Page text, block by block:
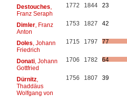
Destouches
Franz Seraph
1772 1844 23
Dimler, Franz
Anton
1753 1827 42
Doles , Johann
Friedrich
1715 1797 77
Donati, Johann
Gottfried
1706 1782 64
Dürnitz,
Thaddäus
Wolfgang von
1756 1807 39